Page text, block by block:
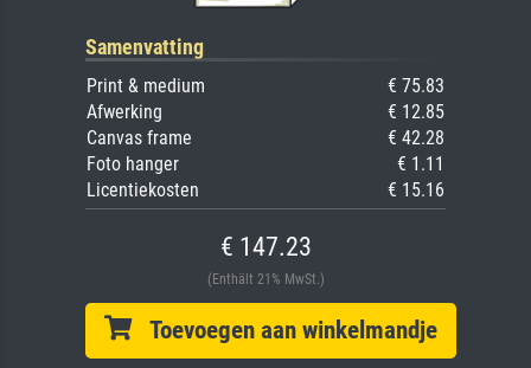
Samenvatting
Print & medium
€ 75.83
Afwerking
€ 12.85
Canvas frame
€ 42.28
Foto hanger
€ 1.11
Licentiekosten
€ 15.16
€ 147.23
(Enthält 21% MwSt.)
Toevoegen aan winkelmandje